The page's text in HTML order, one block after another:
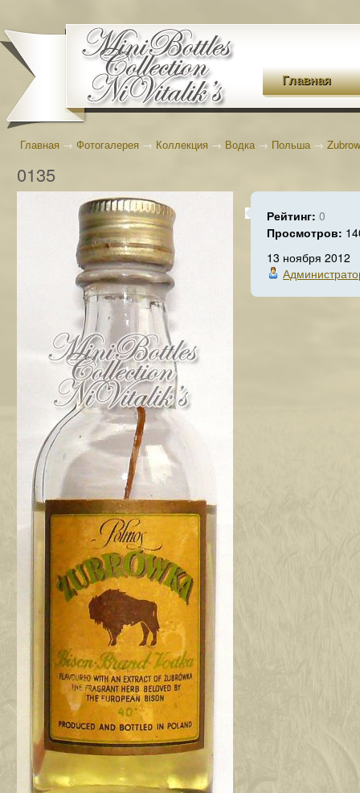
Главная
Главная → Фотогалерея → Коллекция → Водка→ Польша→
0135
Рейтинг: 0
Просмотров:
13 ноября 2012